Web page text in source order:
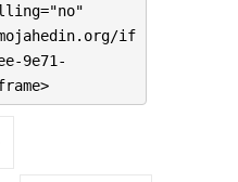
if
9e71-